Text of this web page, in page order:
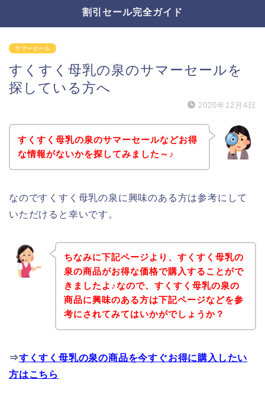
割引セール完全ガイド
サマーセール
すくすく母乳の泉のサマーセールを
探している方へ
2020年12月4日
すくすく母乳の泉のサマーセールなどお得
な情報がないかを探してみました～♪
なのですくすく母乳の泉に興味のある方は参考にして
いただけると幸いです。
ちなみに下記ページより、すくすく母乳の
泉の商品がお得な価格で購入することがで
きましたよ♪なので、すくすく母乳の泉の
商品に興味のある方は下記ページなどを参
考にされてみてはいかがでしょうか？
⇒すくすく母乳の泉の商品を今すぐお得に購入したい
方はこちら